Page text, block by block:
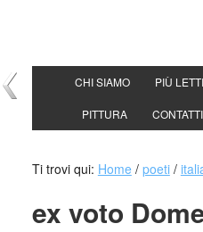
CHI SIAMO PIÙ LETTI
PITTURA CONTATTI
Ti trovi qui: Home / poeti /
ex voto